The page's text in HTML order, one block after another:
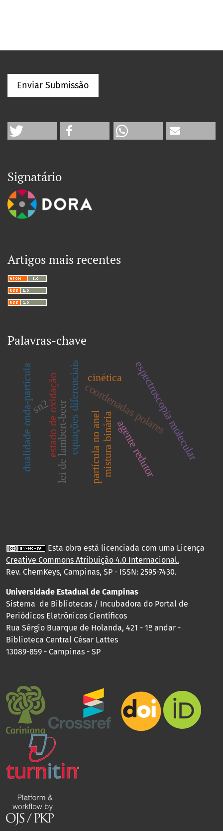
Enviar Submissão
Signatário
Artigos mais recentes
Palavras-chave
partícula no anel
equações diferenciaiscoordenadas polares
espectroscopia molecular
lei de lambert-beer mistura binária
estado de oxidação agente redutor
cinética
sn2
dualidade onda-partícula
Esta obra está licenciada com uma Licença
Creative Commons Atribuição 4.0 Internacional.
Rev. ChemKeys, Campinas, SP - ISSN: 2595-7430.
Universidade Estadual de Campinas
Sistema de Bibliotecas / Incubadora do Portal de
Periódicos Eletrônicos Científicos
Rua Sérgio Buarque de Holanda, 421 - 1º andar -
Biblioteca Central César Lattes
13089-859 - Campinas - SP